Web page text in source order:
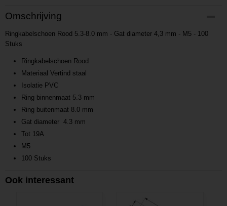
Productcode
P201705181643
Productcode leverancier
L201705181643
Omschrijving
Ringkabelschoen Rood 5.3-8.0 mm - Gat diameter 4,3 mm - M5 - 100
Stuks
Ringkabelschoen Rood
Materiaal Vertind staal
Isolatie PVC
Ring binnenmaat 5.3 mm
Ring buitenmaat 8.0 mm
Gat diameter 4.3 mm
Tot 19A
M5
100 Stuks
Ook interessant